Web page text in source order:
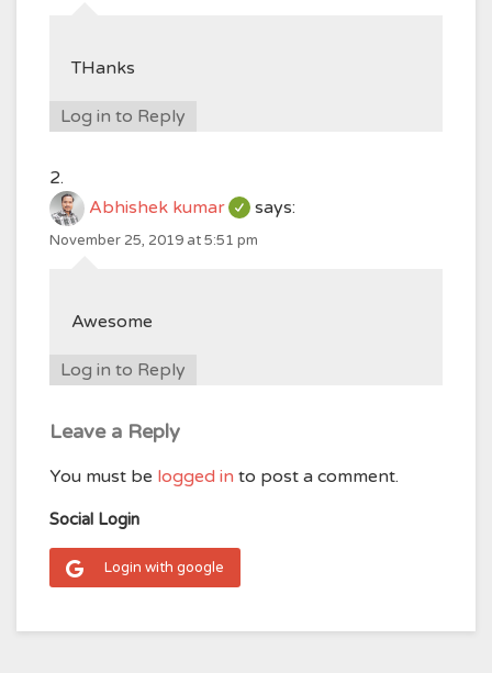
THanks
Log in to Reply
Abhishek kumar says:
November 25, 2019 at 5:51 pm
Awesome
Log in to Reply
Leave a Reply
You must be logged in to post a comment.
Social Login
Login with google